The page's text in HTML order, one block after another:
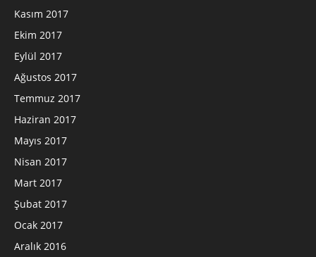
Kasım 2017
Ekim 2017
Eylül 2017
Ağustos 2017
Temmuz 2017
Haziran 2017
Mayıs 2017
Nisan 2017
Mart 2017
Şubat 2017
Ocak 2017
Aralık 2016